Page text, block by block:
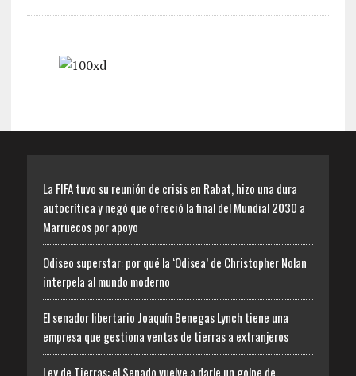
La FIFA tuvo su reunión de crisis en Rabat, hizo una dura
autocrítica y negó que ofreció la final del Mundial 2030 a
Marruecos por apoyo
Odiseo superstar: por qué la ‘Odisea’ de Christopher Nolan
interpela al mundo moderno
El senador libertario Joaquín Benegas Lynch tiene una
empresa que gestiona ventas de tierras a extranjeros
Ley de Tierras: el Senado vuelve a darle un golpe de